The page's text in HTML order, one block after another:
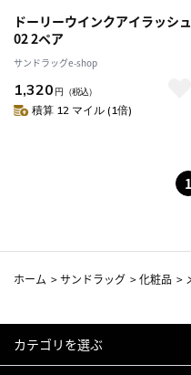
ドーリーウインクアイラッシュ
02 2ペア
サンドラッグe-shop
1,320 円 （税込）
積算 12 マイル (1倍)
1
ホーム >サンドラッグ >化粧品 >
カテゴリを選ぶ